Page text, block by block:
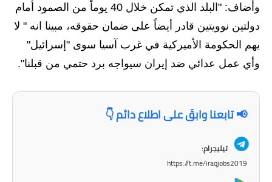
اسئلة وزارية
المرحلة الابتدائية
المرحلة المتوسطة
مرشحات
وأضاف: "البلد الذي تمكن خلال 40 يوماً من الصمود أمام
دولتين نوويتين قادر أيضاً على ضمان حقوقه، مبينا انه " لا
يهم الحكومة الأميركية في غرب آسيا سوى "إسرائيل"
وأي عمل عدائي ضد إيران سيواجه برد حتمي من قبلنا".
📢 تابعنا وابقَ على اطلاع دائم 👇
تيليجرام:
https://t.me/iraqjobs2019